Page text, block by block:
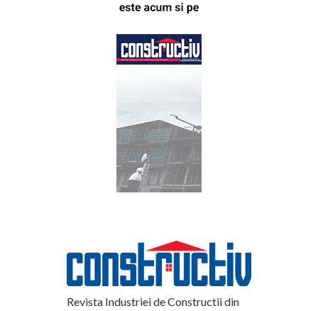
Revista Industriei de Constructii din